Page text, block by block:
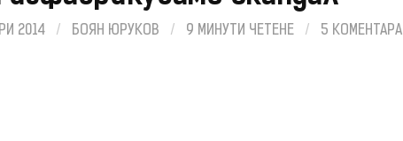
2014 / БОЯН ЮРУКОВ / 9 МИНУТИ ЧЕТЕНЕ / 5 КОМЕНТАРА